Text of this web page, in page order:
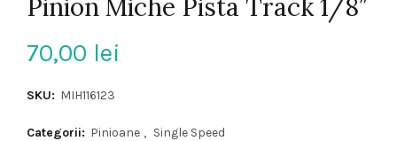
Pinion Miche Pista Track 1/8″
70,00 lei
SKU: MIH116123
Categorii: Pinioane , Single Speed